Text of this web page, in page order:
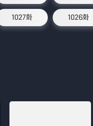
1027화 1026화